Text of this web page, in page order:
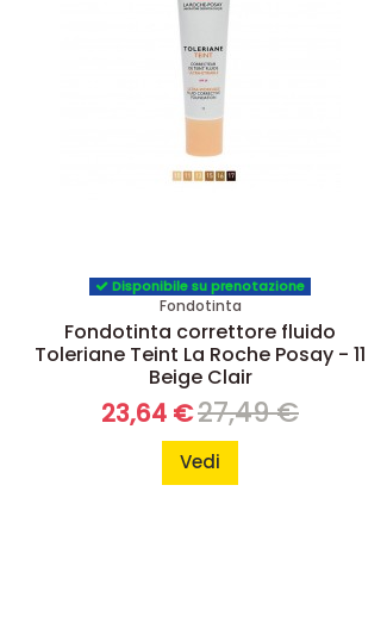
Disponibile su prenotazione
Fondotinta
Fondotinta correttore fluido
Toleriane Teint La Roche Posay - 11
Beige Clair
23,64 €27,49 €
Vedi